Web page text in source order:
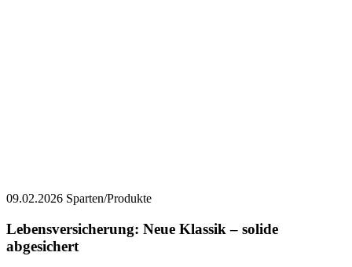
Die Marktanalyse von FOCUS MONEY-Versicherungsprofi belegt:
ein verlässlicher Baustein in der privaten Altersvorsorge. Was die
Neue Klassik bringt.